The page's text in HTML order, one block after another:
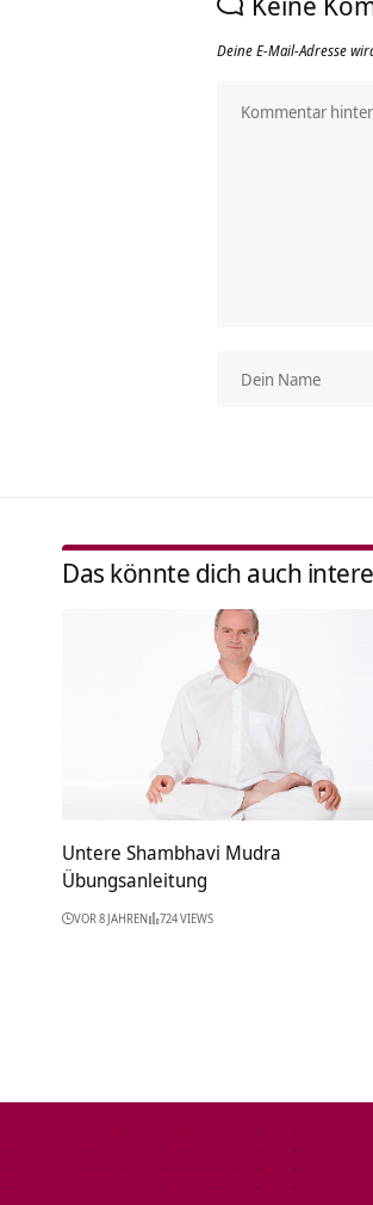
Deine E-Mail-Adresse
Das könnte dich auch
Untere Shambhavi Mudra
Übungsanleitung
VOR 8 JAHREN 724 VIEWS